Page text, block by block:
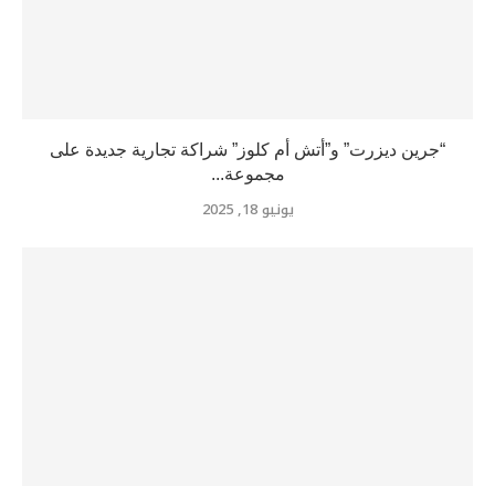
“جرين ديزرت” و”أتش أم كلوز” شراكة تجارية جديدة على
مجموعة...
يونيو 18, 2025